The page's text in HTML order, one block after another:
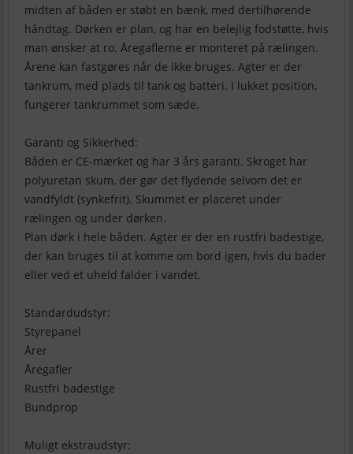
midten af båden er støbt en bænk, med dertilhørende
håndtag. Dørken er plan, og har en belejlig fodstøtte, hvis
man ønsker at ro. Åregaflerne er monteret på rælingen.
Årene kan fastgøres når de ikke bruges. Agter er der
tankrum, med plads til tank og batteri. I lukket position,
fungerer tankrummet som sæde.
Garanti og Sikkerhed:
Båden er CE-mærket og har 3 års garanti. Skroget har
polyuretan skum, der gør det flydende selvom det er
vandfyldt (synkefrit). Skummet er placeret under
rælingen og under dørken.
Plan dørk i hele båden. Agter er der en rustfri badestige,
der kan bruges til at komme om bord igen, hvis du bader
eller ved et uheld falder i vandet.
Standardudstyr:
Styrepanel
Årer
Åregafler
Rustfri badestige
Bundprop
Muligt ekstraudstyr: